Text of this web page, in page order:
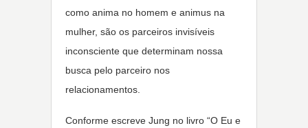
como anima no homem e animus na
mulher, são os parceiros invisíveis
inconsciente que determinam nossa
busca pelo parceiro nos
relacionamentos.
Conforme escreve Jung no livro “O Eu e